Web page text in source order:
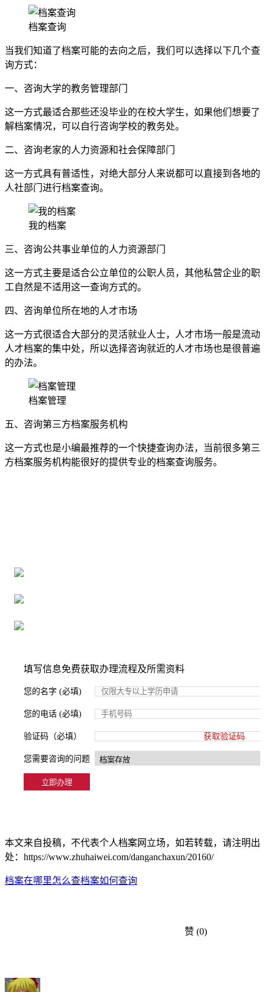
档案查询
当我们知道了档案可能的去向之后，我们可以选择以下几个查
询方式：
一、咨询大学的教务管理部门
这一方式最适合那些还没毕业的在校大学生，如果他们想要了
解档案情况，可以自行咨询学校的教务处。
二、咨询老家的人力资源和社会保障部门
这一方式具有普适性，对绝大部分人来说都可以直接到各地的
人社部门进行档案查询。
我的档案
三、咨询公共事业单位的人力资源部门
这一方式主要是适合公立单位的公职人员，其他私营企业的职
工自然是不适用这一查询方式的。
四、咨询单位所在地的人才市场
这一方式很适合大部分的灵活就业人士，人才市场一般是流动
人才档案的集中处，所以选择咨询就近的人才市场也是很普遍
的办法。
档案管理
五、咨询第三方档案服务机构
这一方式也是小编最推荐的一个快捷查询办法，当前很多第三
方档案服务机构能很好的提供专业的档案查询服务。
填写信息免费获取办理流程及所需资料
您的名字 (必填)
您的电话 (必填)
验证码（必填） 获取验证码
您需要咨询的问题
本文来自投稿，不代表个人档案网立场，如若转载，请注明出
处：https://www.zhuhaiwei.com/danganchaxun/20160/
档案在哪里怎么查档案如何查询
赞 (0)